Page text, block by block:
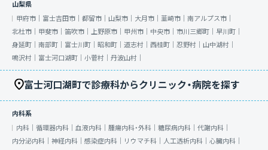
山梨県
甲府市｜ 富士吉田市｜ 都留市｜ 山梨市｜ 大月市｜ 韮崎市｜ 南アルプス市｜
北杜市｜ 甲斐市｜ 笛吹市｜ 上野原市｜ 甲州市｜ 中央市｜ 市川三郷町｜ 早川町｜
身延町｜ 南部町｜ 富士川町｜ 昭和町｜ 道志村｜ 西桂町｜ 忍野村｜ 山中湖村｜
鳴沢村｜ 富士河口湖町｜ 小菅村｜ 丹波山村｜
富士河口湖町で診療科からクリニック・病院を探す
内科系
内科｜ 循環器内科｜ 血液内科｜ 腫瘍内科・外科｜ 糖尿病内科｜ 代謝内科｜
内分泌内科｜ 神経内科｜ 感染症内科｜ リウマチ科｜ 人工透析内科｜ 心臓内科｜